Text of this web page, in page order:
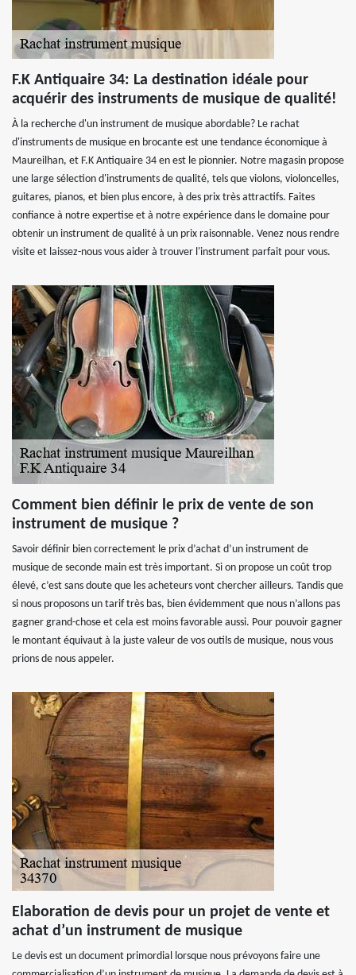
F.K Antiquaire 34: La destination idéale pour
acquérir des instruments de musique de qualité!
À la recherche d'un instrument de musique abordable? Le rachat
d'instruments de musique en brocante est une tendance économique à
Maureilhan, et F.K Antiquaire 34 en est le pionnier. Notre magasin propose
une large sélection d'instruments de qualité, tels que violons, violoncelles,
guitares, pianos, et bien plus encore, à des prix très attractifs. Faites
confiance à notre expertise et à notre expérience dans le domaine pour
obtenir un instrument de qualité à un prix raisonnable. Venez nous rendre
visite et laissez-nous vous aider à trouver l'instrument parfait pour vous.
Comment bien définir le prix de vente de son
instrument de musique ?
Savoir définir bien correctement le prix d’achat d’un instrument de
musique de seconde main est très important. Si on propose un coût trop
élevé, c’est sans doute que les acheteurs vont chercher ailleurs. Tandis que
si nous proposons un tarif très bas, bien évidemment que nous n’allons pas
gagner grand-chose et cela est moins favorable aussi. Pour pouvoir gagner
le montant équivaut à la juste valeur de vos outils de musique, nous vous
prions de nous appeler.
Elaboration de devis pour un projet de vente et
achat d’un instrument de musique
Le devis est un document primordial lorsque nous prévoyons faire une